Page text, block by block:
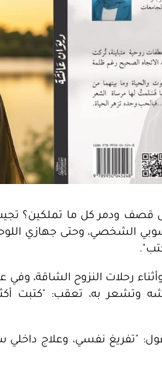
قصف ودمر كل ما تملكين؟
الشخصي، وحتى جهازي
رحلات النزوح الشاقة،
"تفريغ نفسي، وعلاج